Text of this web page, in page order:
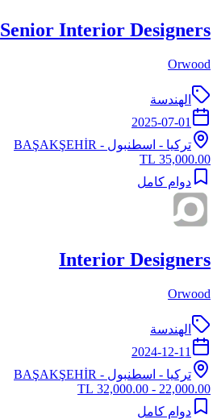
Senior Interior Designers
Orwood
الهندسة
2025-07-01
تركيا - اسطنبول - BAŞAKŞEHİR
35,000.00 TL
دوام كامل
Interior Designers
Orwood
الهندسة
2024-12-11
تركيا - اسطنبول - BAŞAKŞEHİR
22,000.00 - 32,000.00 TL
دوام كامل